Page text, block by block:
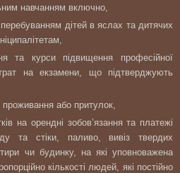
навчанням включно,
перебуванням дітей в яслах та дитячих
та курси підвищення професійної
на екзамени, що підтверджують
або притулок,
на орендні зобов’язання та платежі
та стіки, паливо, вивіз твердих
чи будинку, на які уповноважена
кількості людей, які постійно